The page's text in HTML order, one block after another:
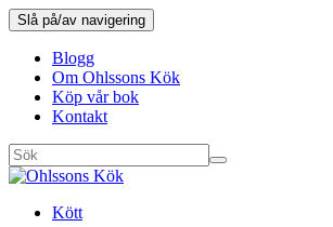
Slå på/av navigering
Blogg
Om Ohlssons Kök
Köp vår bok
Kontakt
Kött